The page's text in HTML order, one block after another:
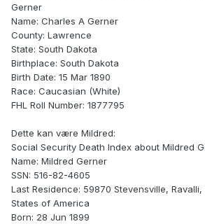
Gerner
Name: Charles A Gerner
County: Lawrence
State: South Dakota
Birthplace: South Dakota
Birth Date: 15 Mar 1890
Race: Caucasian (White)
FHL Roll Number: 1877795
Dette kan være Mildred:
Social Security Death Index about Mildred
Name: Mildred Gerner
SSN: 516-82-4605
Last Residence: 59870 Stevensville,
States of America
Born: 28 Jun 1899